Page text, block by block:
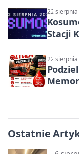
22 sierpnia
Stacji
22 sierpnia
Ostatnie